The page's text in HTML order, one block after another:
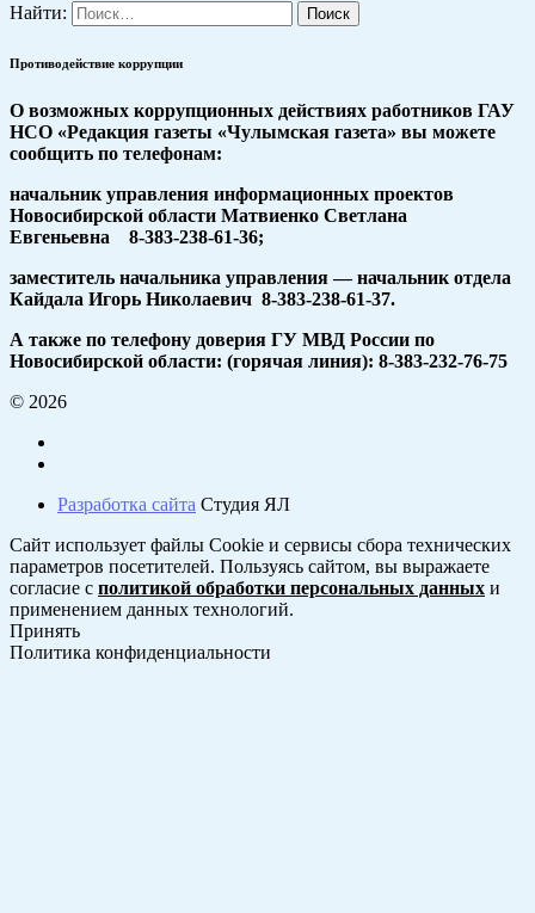
Найти:
Противодействие коррупции
О возможных коррупционных действиях работников ГАУ
НСО «Редакция газеты «Чулымская газета» вы можете
сообщить по телефонам:
начальник управления информационных проектов
Новосибирской области Матвиенко Светлана
Евгеньевна 8-383-238-61-36;
заместитель начальника управления — начальник отдела
Кайдала Игорь Николаевич 8-383-238-61-37.
А также по телефону доверия ГУ МВД России по
Новосибирской области: (горячая линия): 8-383-232-76-75
© 2026
Разработка сайта Студия ЯЛ
Сайт использует файлы Cookie и сервисы сбора технических
параметров посетителей. Пользуясь сайтом, вы выражаете
согласие с политикой обработки персональных данных и
применением данных технологий.
Принять
Политика конфиденциальности